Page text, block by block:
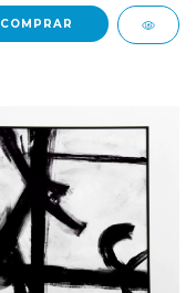
COMPRAR